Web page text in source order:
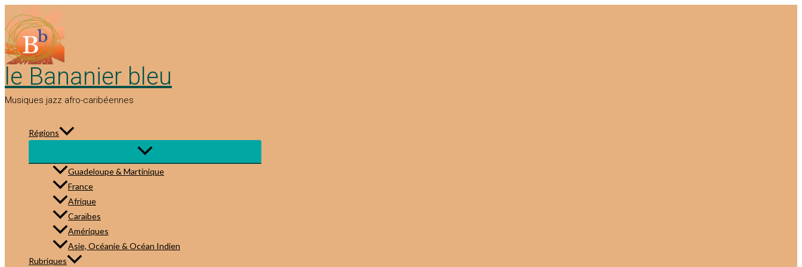
au
contenu
le Bananier bleu
Musiques jazz afro-caribéennes
Régions
Guadeloupe & Martinique
France
Afrique
Caraïbes
Amériques
Asie, Océanie & Océan Indien
Rubriques